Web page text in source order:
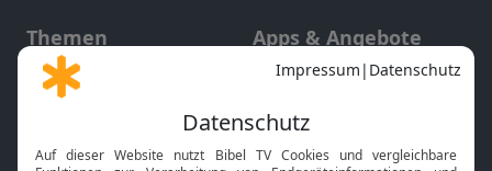
Themen
Gott und Bibel erklärt
Apps & Angebote
Mobile App